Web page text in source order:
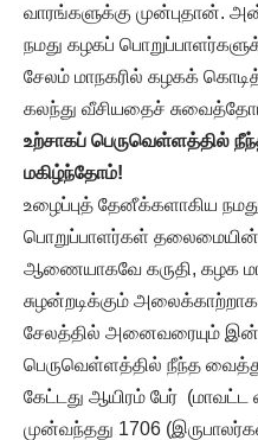
வாரங்களுக்கு முன்புதான்.
நமது கழகப்
சேலம் மாநகரில் கழகக்
கலந்து வீசியதைச்
உற்சாகப் பெருவெள்ளத்தில்
மகிழ்ந்தோம்!
உழைப்புத் தேனீக்களாகிய
பொறுப்பாளர்கள்
ஆணையாகவே கருதி, கழக
சுழன்றடிக்கும்
சேலத்தில் அனைவரையும் இன்ப
பெருவெள்ளத்தில் நீந்த
கேட்டது ஆயிரம் பேர் (மாவட்ட
முன்வந்தது 1706